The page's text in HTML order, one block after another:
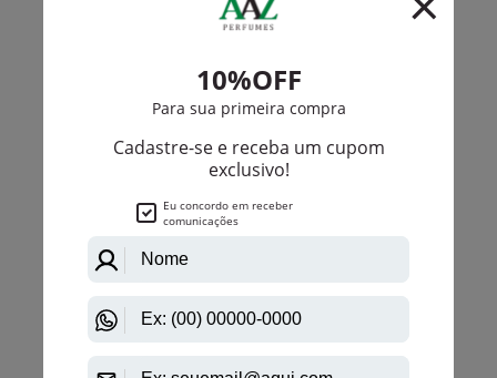
Linn Young
The One Beyond Linn Young Eau De Toilette
R$ 168,00